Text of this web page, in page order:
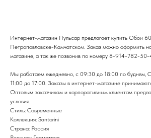
Интернет-магазин Пульсар предлагает купить Обои
Петроповловске-Камчатском. Заказ можно оформить
магазине, а так же позвонив по номеру 8-914-782-50-
Мы работаем ежедневно, с 09:30 до 18:00 по будням,
11:00 до 17:00. Заказы в интернет-магазине
Оптовым заказчикам и корпоративным клиентам
условия.
Стиль: Современные
Коллекция: Santorini
Страна: Россия